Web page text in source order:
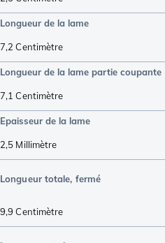
Longueur de la lame
7,2 Centimètre
Longueur de la lame partie coupante
7,1 Centimètre
Epaisseur de la lame
2,5 Millimètre
Longueur totale, fermé
9,9 Centimètre